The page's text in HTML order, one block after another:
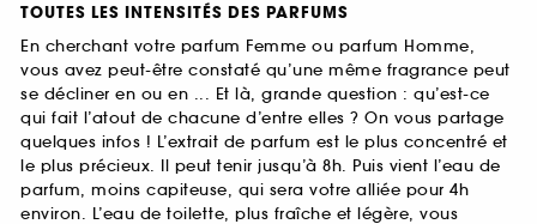
TOUTES LES INTENSITÉS DES PARFUMS
En cherchant votre parfum Femme ou parfum Homme,
vous avez peut-être constaté qu’une même fragrance peut
se décliner en ou en ... Et là, grande question : qu’est-ce
qui fait l’atout de chacune d’entre elles ? On vous partage
quelques infos ! L’extrait de parfum est le plus concentré et
le plus précieux. Il peut tenir jusqu’à 8h. Puis vient l’eau de
parfum, moins capiteuse, qui sera votre alliée pour 4h
environ. L’eau de toilette, plus fraîche et légère, vous